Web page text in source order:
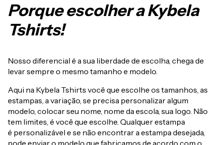
Porque escolher a Kybela
Tshirts!
Nosso diferencial é a sua liberdade de escolha, chega de
levar sempre o mesmo tamanho e modelo.
Aqui na Kybela Tshirts você que escolhe os tamanhos, as
estampas, a variação, se precisa personalizar algum
modelo, colocar seu nome, nome da escola, sua logo. Não
tem limites, é você que escolhe. Qualquer estampa
é personalizável e se não encontrar a estampa desejada,